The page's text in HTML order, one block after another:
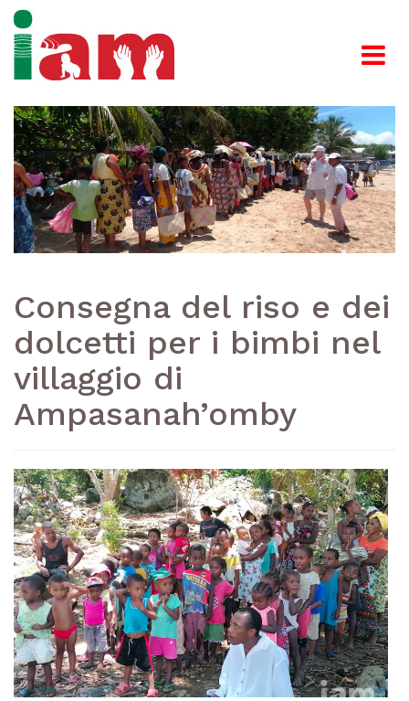
Consegna del riso e dei
dolcetti per i bimbi nel
villaggio di
Ampasanah’omby